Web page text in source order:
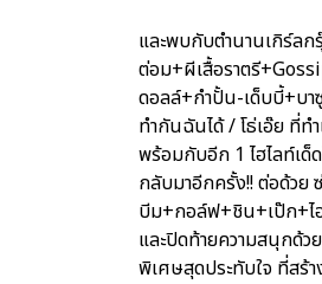
และพบกับตำนานเกิร์ล
ต่อม+ผีเสื้อราตรี
ดอลล์+กำปั้น-เด็บบี้+บา
ทำกันฉันได้ / โธ่เอ๊ย ที่
พร้อมกับอีก 1 ไฮไลท์เด็
กลับมาอีกครั้ง!! ต่อด้วย
บีม+กอล์ฟ+ชิน+เป๊ก+ไ
และปิดท้ายความสนุกด้
พิเศษสุดประทับใจ ที่สร้